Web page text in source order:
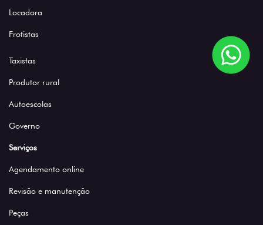
Locadora
Frotistas
Taxistas
Produtor rural
Autoescolas
Governo
Serviços
Agendamento online
Revisão e manutenção
Peças